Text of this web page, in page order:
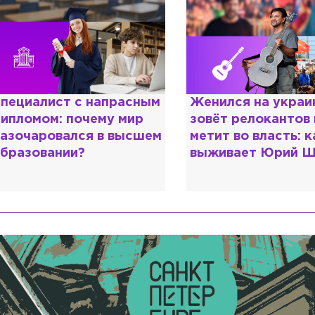
на украинке,
релокантов в РФ и
во власть: как
Юрий Шевчук
Косил от армии,
продавал посты и
воровал
о Зеленском